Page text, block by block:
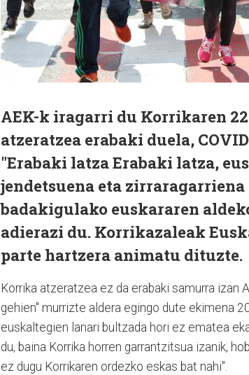
AEK-k iragarri du Korrikaren
atzeratzea erabaki duela,
"Erabaki latza Erabaki latza,
jendetsuena eta
badakigulako euskararen
adierazi du. Korrikazaleak
parte hartzera animatu dituzte.
Korrika atzeratzea ez da erabaki samurra izan
gehien" murrizte aldera egingo dute ekimena
euskaltegien lanari bultzada hori ez ematea
du, baina Korrika horren garrantzitsua izanik,
ez dugu Korrikaren ordezko eskas bat nahi".